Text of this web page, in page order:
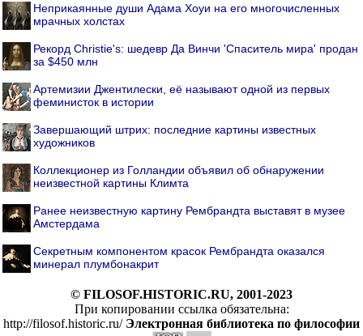
Неприкаянные души Адама Хоуи на его многочисленных
мрачных холстах
Рекорд Christie's: шедевр Да Винчи 'Спаситель мира' продан
за $450 млн
Артемизии Джентилески, её называют одной из первых
феминисток в истории
Завершающий штрих: последние картины известных
художников
Коллекционер из Голландии объявил об обнаружении
неизвестной картины Климта
Ранее неизвестную картину Рембрандта выставят в музее
Амстердама
Секретным компонентом красок Рембрандта оказался
минерал плумбонакрит
© FILOSOF.HISTORIC.RU, 2001-2023
При копировании ссылка обязательна:
http://filosof.historic.ru/ Электронная библиотека по философии